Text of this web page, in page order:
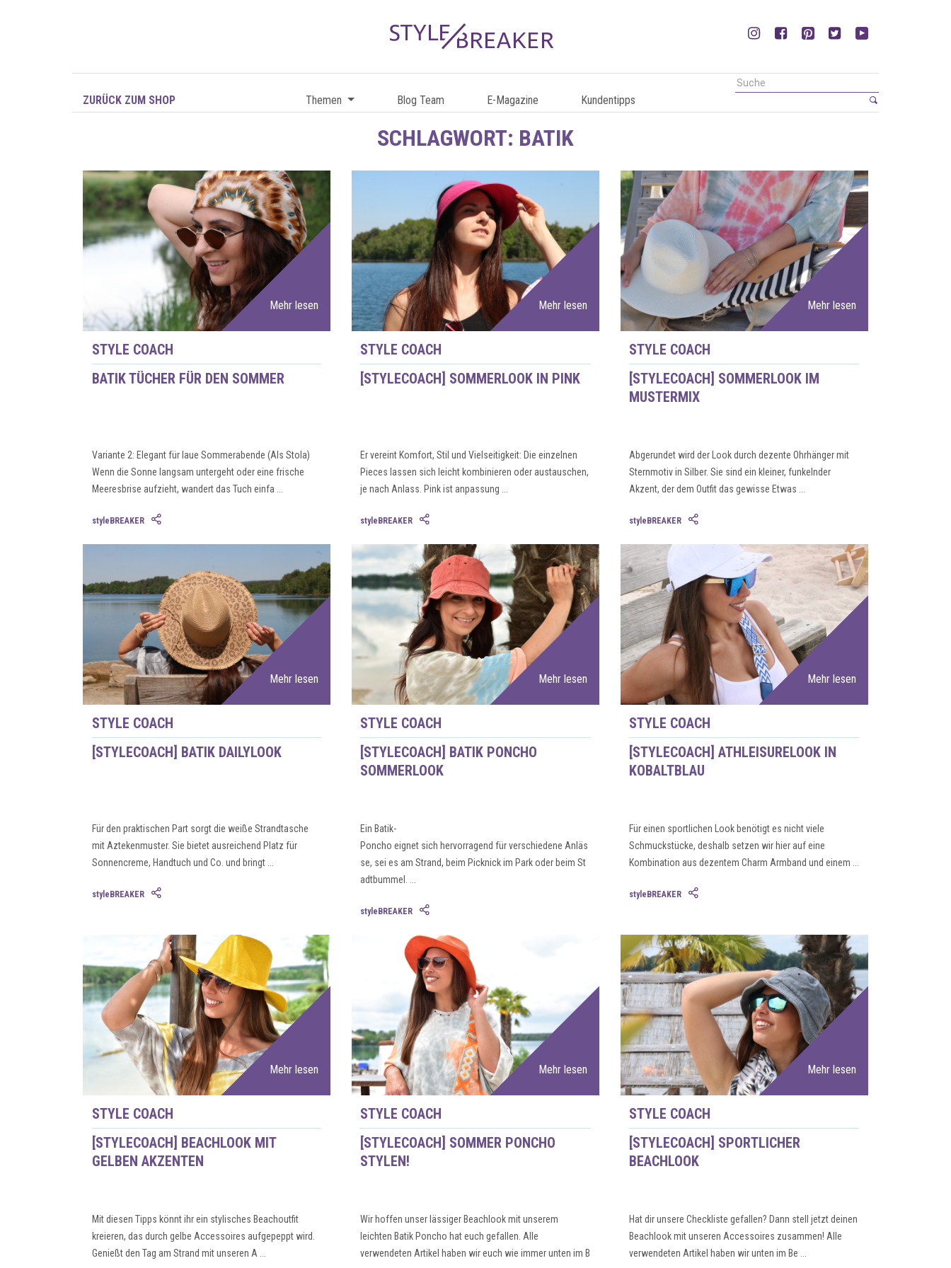
ZURÜCK ZUM SHOP Themen Blog Team E-Magazine Kundentipps
SCHLAGWORT: BATIK
Mehr lesen
STYLE COACH
BATIK TÜCHER FÜR DEN SOMMER
Variante 2: Elegant für laue Sommerabende (Als Stola)
Wenn die Sonne langsam untergeht oder eine frische
Meeresbrise aufzieht, wandert das Tuch einfa ...
styleBREAKER
Mehr lesen
STYLE COACH
[STYLECOACH] SOMMERLOOK IN PINK
Er vereint Komfort, Stil und Vielseitigkeit: Die einzelnen
Pieces lassen sich leicht kombinieren oder austauschen,
je nach Anlass. Pink ist anpassung ...
styleBREAKER
Mehr lesen
STYLE COACH
[STYLECOACH] SOMMERLOOK IM
MUSTERMIX
Abgerundet wird der Look durch dezente Ohrhänger mit
Sternmotiv in Silber. Sie sind ein kleiner, funkelnder
Akzent, der dem Outfit das gewisse Etwas ...
styleBREAKER
Mehr lesen
STYLE COACH
[STYLECOACH] BATIK DAILYLOOK
Für den praktischen Part sorgt die weiße Strandtasche
mit Aztekenmuster. Sie bietet ausreichend Platz für
Sonnencreme, Handtuch und Co. und bringt ...
styleBREAKER
Mehr lesen
STYLE COACH
[STYLECOACH] BATIK PONCHO
SOMMERLOOK
Ein Batik-
Poncho eignet sich hervorragend für verschiedene Anläs
se, sei es am Strand, beim Picknick im Park oder beim St
adtbummel. ...
styleBREAKER
Mehr lesen
STYLE COACH
[STYLECOACH] ATHLEISURELOOK IN
KOBALTBLAU
Für einen sportlichen Look benötigt es nicht viele
Schmuckstücke, deshalb setzen wir hier auf eine
Kombination aus dezentem Charm Armband und einem ...
styleBREAKER
Mehr lesen
STYLE COACH
[STYLECOACH] BEACHLOOK MIT
GELBEN AKZENTEN
Mit diesen Tipps könnt ihr ein stylisches Beachoutfit
kreieren, das durch gelbe Accessoires aufgepeppt wird.
Genießt den Tag am Strand mit unseren A ...
Mehr lesen
STYLE COACH
[STYLECOACH] SOMMER PONCHO
STYLEN!
Wir hoffen unser lässiger Beachlook mit unserem
leichten Batik Poncho hat euch gefallen. Alle
verwendeten Artikel haben wir euch wie immer unten im B
Mehr lesen
STYLE COACH
[STYLECOACH] SPORTLICHER
BEACHLOOK
Hat dir unsere Checkliste gefallen? Dann stell jetzt deinen
Beachlook mit unseren Accessoires zusammen! Alle
verwendeten Artikel haben wir unten im Be ...